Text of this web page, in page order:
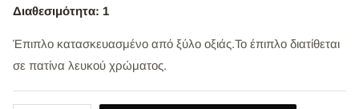
Διαθεσιμότητα: 1
Έπιπλο κατασκευασμένο από ξύλο οξιάς.Το έπιπλο διατίθεται
σε πατίνα λευκού χρώματος.